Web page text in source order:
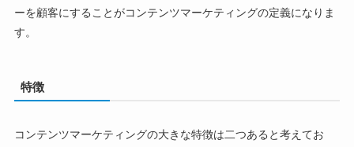
ーを顧客にすることがコンテンツマーケティングの定義になりま
す。
特徴
コンテンツマーケティングの大きな特徴は二つあると考えてお